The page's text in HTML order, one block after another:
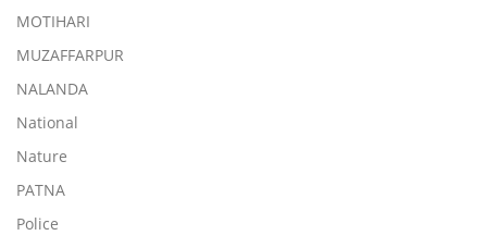
MOTIHARI
MUZAFFARPUR
NALANDA
National
Nature
PATNA
Police